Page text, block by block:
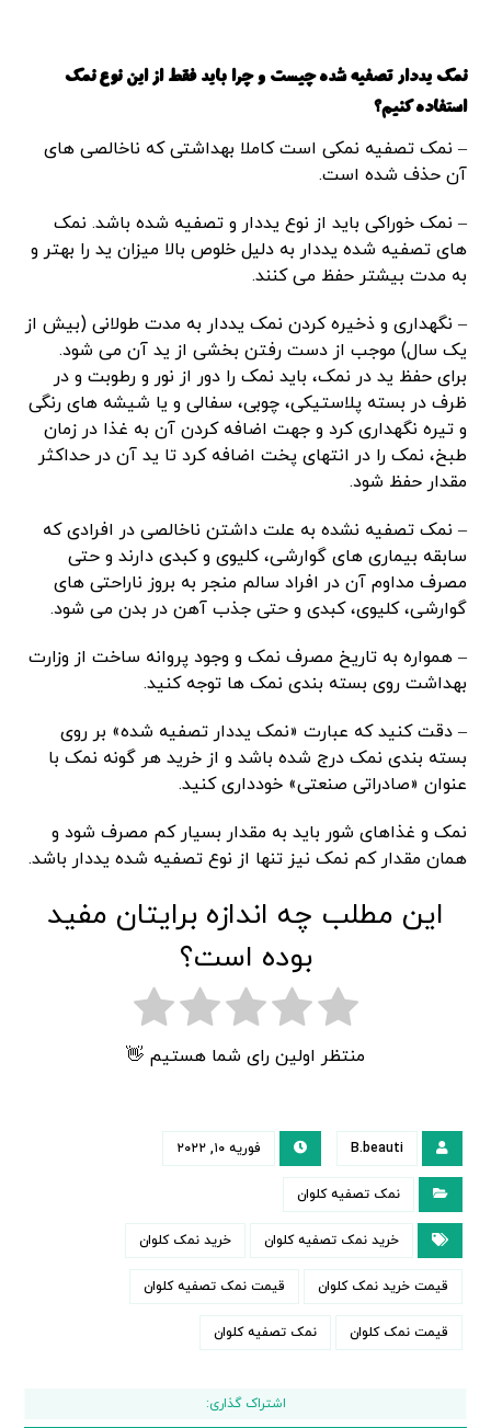
نمک یددار تصفیه شده چیست و چرا باید فقط از این نوع نمک
استفاده کنیم؟
– نمک تصفیه نمکی است کاملا بهداشتی که ناخالصی های
آن حذف شده است.
– نمک خوراکی باید از نوع یددار و تصفیه شده باشد. نمک
های تصفیه شده یددار به دلیل خلوص بالا میزان ید را بهتر و
به مدت بیشتر حفظ می کنند.
– نگهداری و ذخیره کردن نمک یددار به مدت طولانی (بیش از
یک سال) موجب از دست رفتن بخشی از ید آن می شود.
برای حفظ ید در نمک، باید نمک را دور از نور و رطوبت و در
ظرف در بسته پلاستیکی، چوبی، سفالی و یا شیشه های رنگی
و تیره نگهداری کرد و جهت اضافه کردن آن به غذا در زمان
طبخ، نمک را در انتهای پخت اضافه کرد تا ید آن در حداکثر
مقدار حفظ شود.
– نمک تصفیه نشده به علت داشتن ناخالصی در افرادی که
سابقه بیماری های گوارشی، کلیوی و کبدی دارند و حتی
مصرف مداوم آن در افراد سالم منجر به بروز ناراحتی های
گوارشی، کلیوی، کبدی و حتی جذب آهن در بدن می شود.
– همواره به تاریخ مصرف نمک و وجود پروانه ساخت از وزارت
بهداشت روی بسته بندی نمک ها توجه کنید.
– دقت کنید که عبارت «نمک یددار تصفیه شده» بر روی
بسته بندی نمک درج شده باشد و از خرید هر گونه نمک با
عنوان «صادراتی صنعتی» خودداری کنید.
نمک و غذاهای شور باید به مقدار بسیار کم مصرف شود و
همان مقدار کم نمک نیز تنها از نوع تصفیه شده یددار باشد.
این مطلب چه اندازه برایتان مفید
بوده است؟
منتظر اولین رای شما هستیم 👋
B.beauti فوریه ۱۰, ۲۰۲۲
نمک تصفیه کلوان
خرید نمک تصفیه کلوان خرید نمک کلوان
قیمت خرید نمک کلوان قیمت نمک تصفیه کلوان
قیمت نمک کلوان نمک تصفیه کلوان